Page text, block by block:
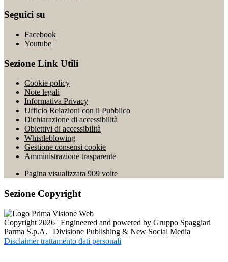
Seguici su
Facebook
Youtube
Sezione Link Utili
Cookie policy
Note legali
Informativa Privacy
Ufficio Relazioni con il Pubblico
Dichiarazione di accessibilità
Obiettivi di accessibilità
Whistleblowing
Gestione consensi cookie
Amministrazione trasparente
Pagina visualizzata 909 volte
Sezione Copyright
Copyright 2026 | Engineered and powered by Gruppo Spaggiari
Parma S.p.A. | Divisione Publishing & New Social Media
Disclaimer trattamento dati personali